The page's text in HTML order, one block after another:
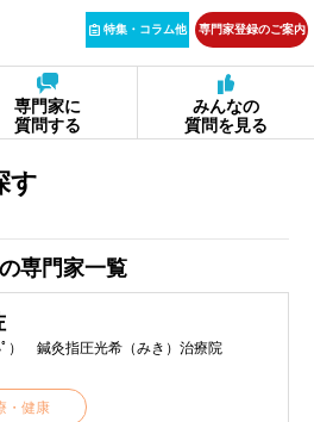
特集・コラム他 専門家登録のご案内
専門家に
質問する
みんなの
質問を見る
す
専門家一覧
ﾟ） 鍼灸指圧光希（みき）治療院
・健康